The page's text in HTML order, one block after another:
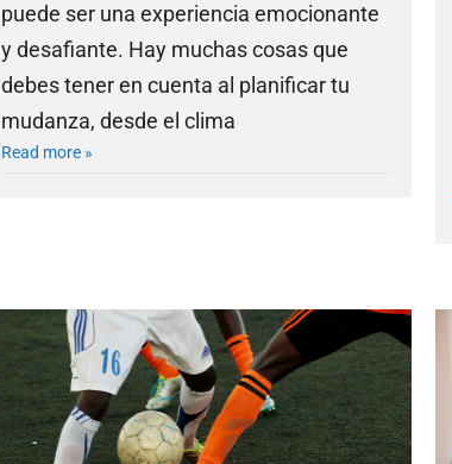
puede ser una experiencia emocionante
y desafiante. Hay muchas cosas que
debes tener en cuenta al planificar tu
mudanza, desde el clima
Read more »